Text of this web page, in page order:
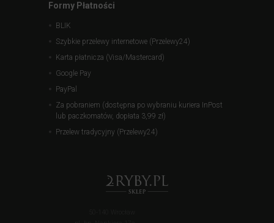
Formy Płatności
BLIK
Szybkie przelewy internetowe (Przelewy24)
Karta płatnicza (Visa/Mastercard)
Google Pay
PayPal
Za pobraniem (dostępna po wybraniu kuriera InPost
lub paczkomatów, dopłata 3,99 zł)
Przelew tradycyjny (Przelewy24)